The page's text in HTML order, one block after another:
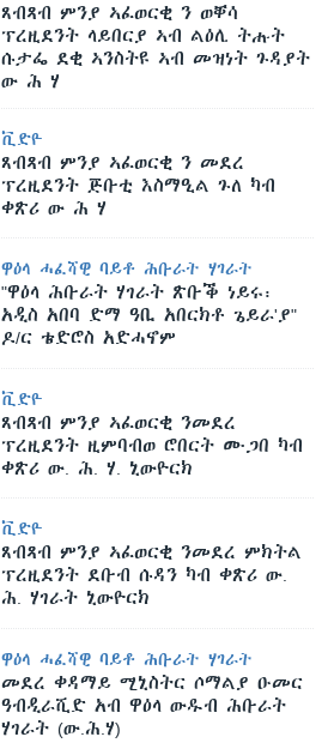
ጸብጻብ ምንያ ኣፈወርቂ ን ወቐሳ
ፕረዚደንት ላይበርያ ኣብ ልዕሊ ትሑት
ሱታፌ ደቂ ኣንስትዩ ኣብ መዝነት ጉዳያት
ው ሕ ሃ
ቪድዮ
ጸብጻብ ምንያ ኣፈወርቂ ን መደረ
ፕረዚደንት ጅቡቲ እስማዒል ጉለ ካብ
ቀጽሪ ው ሕ ሃ
ዋዕላ ሓፈሻዊ ባይቶ ሕቡራት ሃገራት
"ዋዕላ ሕቡራት ሃገራት ጽቡቕ ነይሩ፡
አዲስ አበባ ድማ ዓቢ አበርክቶ ጌይራ'ያ"
ዶ/ር ቴድሮስ አድሓኖም
ቪድዮ
ጸብጻብ ምንያ ኣፈወርቂ ንመደረ
ፕረዚደንት ዚምባብወ ሮበርት ሙጋበ ካብ
ቀጽሪ ው. ሕ. ሃ. ኒውዮርክ
ቪድዮ
ጸብጻብ ምንያ ኣፈወርቂ ንመደረ ምክትል
ፕረዚደንት ደቡብ ሱዳን ካብ ቀጽሪ ው.
ሕ. ሃገራት ኒውዮርክ
ዋዕላ ሓፈሻዊ ባይቶ ሕቡራት ሃገራት
መደረ ቀዳማይ ሚኒስትር ሶማልያ ዑመር
ዓብዲራሺድ አብ ዋዕላ ውዱብ ሕቡራት
ሃገራት (ው.ሕ.ሃ)